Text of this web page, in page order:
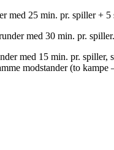
med 25 min. pr. spiller + 5
med 30 min. pr. spiller.
med 15 min. pr. spiller,
modstander (to kampe